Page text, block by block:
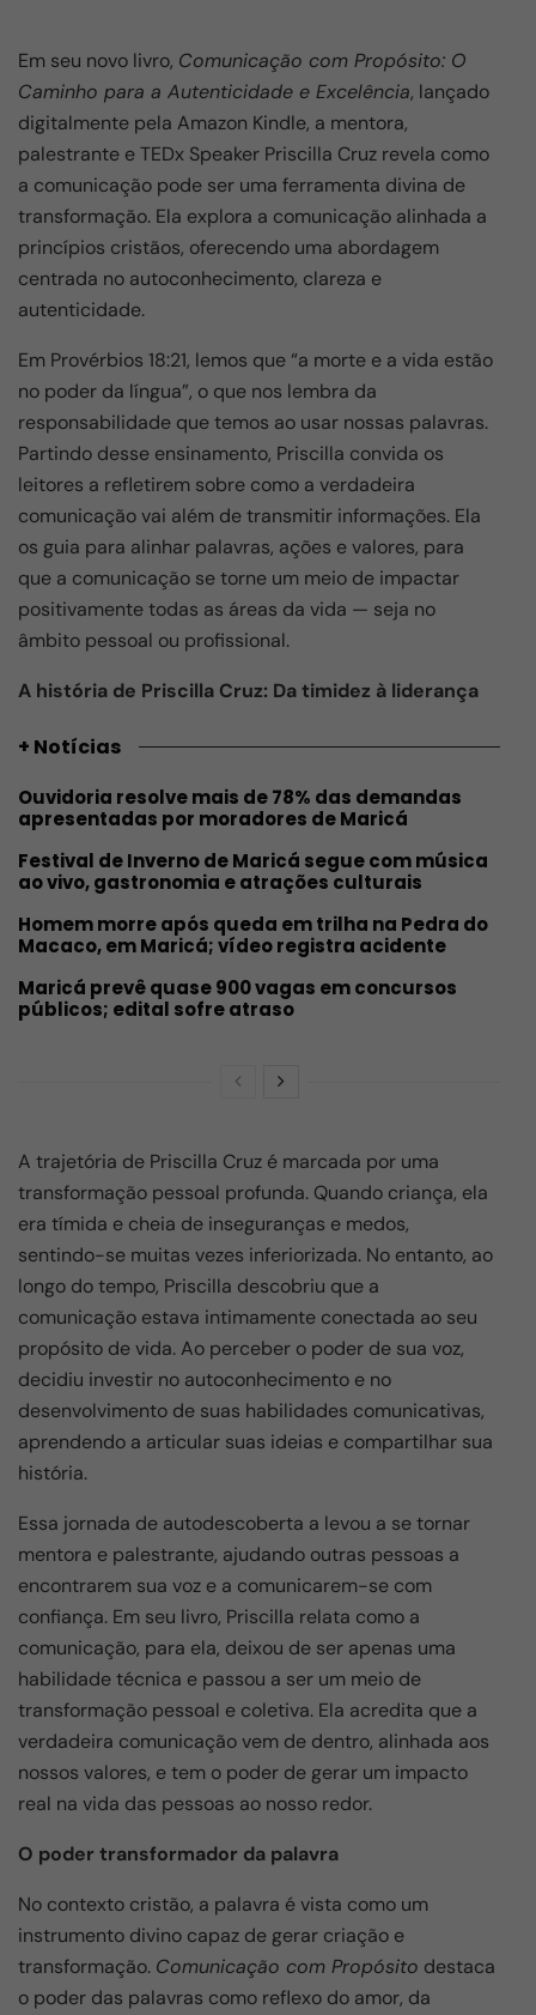
Em seu novo livro, Comunicação com Propósito: O
Caminho para a Autenticidade e Excelência, lançado
digitalmente pela Amazon Kindle, a mentora,
palestrante e TEDx Speaker Priscilla Cruz revela como
a comunicação pode ser uma ferramenta divina de
transformação. Ela explora a comunicação alinhada a
princípios cristãos, oferecendo uma abordagem
centrada no autoconhecimento, clareza e
autenticidade.
Em Provérbios 18:21, lemos que “a morte e a vida estão
no poder da língua”, o que nos lembra da
responsabilidade que temos ao usar nossas palavras.
Partindo desse ensinamento, Priscilla convida os
leitores a refletirem sobre como a verdadeira
comunicação vai além de transmitir informações. Ela
os guia para alinhar palavras, ações e valores, para
que a comunicação se torne um meio de impactar
positivamente todas as áreas da vida — seja no
âmbito pessoal ou profissional.
A história de Priscilla Cruz: Da timidez à liderança
+ Notícias
Ouvidoria resolve mais de 78% das demandas
apresentadas por moradores de Maricá
Festival de Inverno de Maricá segue com música
ao vivo, gastronomia e atrações culturais
Homem morre após queda em trilha na Pedra do
Macaco, em Maricá; vídeo registra acidente
Maricá prevê quase 900 vagas em concursos
públicos; edital sofre atraso
A trajetória de Priscilla Cruz é marcada por uma
transformação pessoal profunda. Quando criança, ela
era tímida e cheia de inseguranças e medos,
sentindo-se muitas vezes inferiorizada. No entanto, ao
longo do tempo, Priscilla descobriu que a
comunicação estava intimamente conectada ao seu
propósito de vida. Ao perceber o poder de sua voz,
decidiu investir no autoconhecimento e no
desenvolvimento de suas habilidades comunicativas,
aprendendo a articular suas ideias e compartilhar sua
história.
Essa jornada de autodescoberta a levou a se tornar
mentora e palestrante, ajudando outras pessoas a
encontrarem sua voz e a comunicarem-se com
confiança. Em seu livro, Priscilla relata como a
comunicação, para ela, deixou de ser apenas uma
habilidade técnica e passou a ser um meio de
transformação pessoal e coletiva. Ela acredita que a
verdadeira comunicação vem de dentro, alinhada aos
nossos valores, e tem o poder de gerar um impacto
real na vida das pessoas ao nosso redor.
O poder transformador da palavra
No contexto cristão, a palavra é vista como um
instrumento divino capaz de gerar criação e
transformação. Comunicação com Propósito destaca
o poder das palavras como reflexo do amor, da